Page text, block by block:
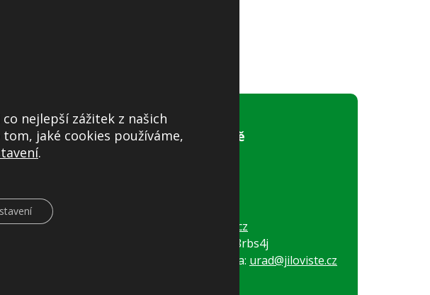
Obecní úřad Jíloviště
obec@jiloviste.cz
ID datové schránky: e8rbs4j
Elektronická podatelna: urad@jiloviste.cz
nejlepší zážitek z našich
jaké cookies používáme,
.